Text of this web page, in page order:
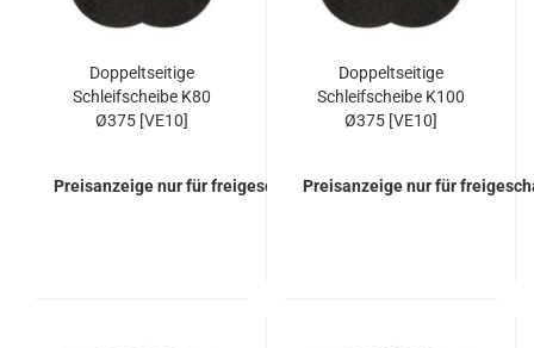
Doppeltseitige
Schleifscheibe K80
Ø375 [VE10]
Preisanzeige nur für freigeschaltete Kunden
Doppeltseitige
Schleifscheibe K100
Ø375 [VE10]
Preisanzeige nur für